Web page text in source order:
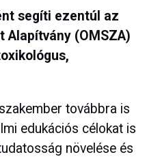
segíti ezentúl az
Alapítvány (OMSZA)
továbbra is
edukációs célokat is
növelése és